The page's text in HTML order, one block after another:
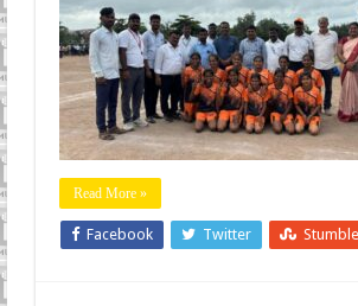
Read More »
Facebook Twitter